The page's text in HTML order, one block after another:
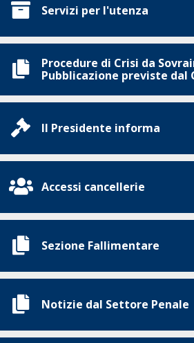
Servizi per l'utenza
Procedure di Crisi da
Pubblicazione previste dal
Il Presidente informa
Accessi cancellerie
Sezione Fallimentare
Notizie dal Settore Penale